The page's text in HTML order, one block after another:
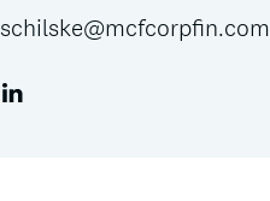
schilske@mcfcorpfin.com